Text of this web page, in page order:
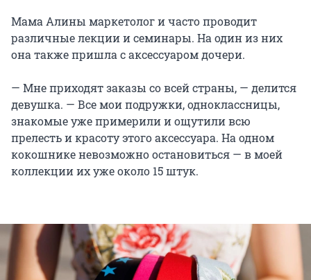
Мама Алины маркетолог и часто проводит
различные лекции и семинары. На один из них
она также пришла с аксессуаром дочери.
— Мне приходят заказы со всей страны, — делится
девушка. — Все мои подружки, одноклассницы,
знакомые уже примерили и ощутили всю
прелесть и красоту этого аксессуара. На одном
кокошнике невозможно остановиться — в моей
коллекции их уже около 15 штук.